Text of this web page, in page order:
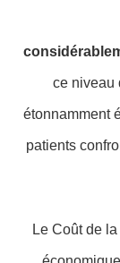
ce niveau
étonnamment
patients
Le Coût de